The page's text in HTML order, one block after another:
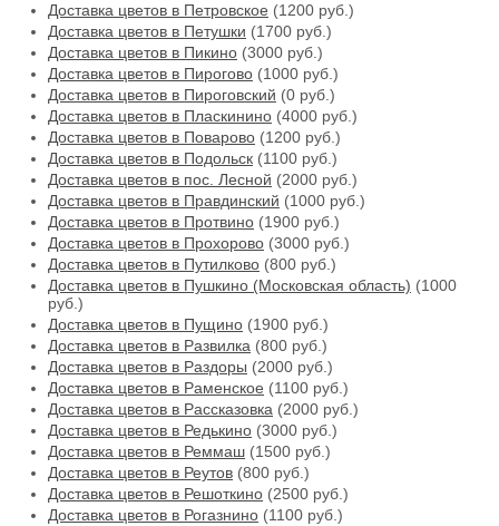
Доставка цветов в Петровское (1200 руб.)
Доставка цветов в Петушки (1700 руб.)
Доставка цветов в Пикино (3000 руб.)
Доставка цветов в Пирогово (1000 руб.)
Доставка цветов в Пироговский (0 руб.)
Доставка цветов в Пласкинино (4000 руб.)
Доставка цветов в Поварово (1200 руб.)
Доставка цветов в Подольск (1100 руб.)
Доставка цветов в пос. Лесной (2000 руб.)
Доставка цветов в Правдинский (1000 руб.)
Доставка цветов в Протвино (1900 руб.)
Доставка цветов в Прохорово (3000 руб.)
Доставка цветов в Путилково (800 руб.)
Доставка цветов в Пушкино (Московская область) (1000
руб.)
Доставка цветов в Пущино (1900 руб.)
Доставка цветов в Развилка (800 руб.)
Доставка цветов в Раздоры (2000 руб.)
Доставка цветов в Раменское (1100 руб.)
Доставка цветов в Рассказовка (2000 руб.)
Доставка цветов в Редькино (3000 руб.)
Доставка цветов в Реммаш (1500 руб.)
Доставка цветов в Реутов (800 руб.)
Доставка цветов в Решоткино (2500 руб.)
Доставка цветов в Рогазнино (1100 руб.)